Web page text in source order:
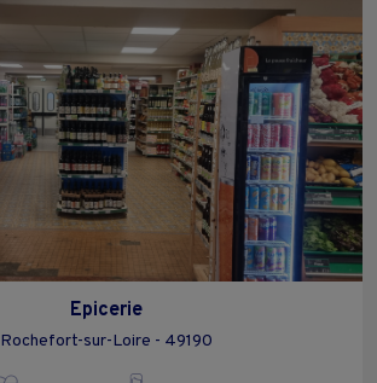
Epicerie
Rochefort-sur-Loire - 49190